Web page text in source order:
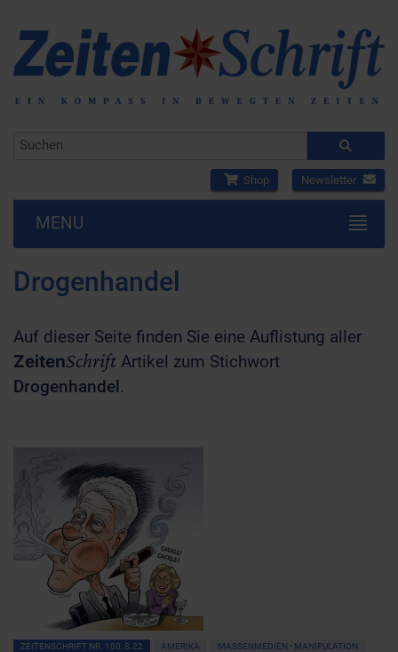
Shop Newsletter
MENU
Drogenhandel
Auf dieser Seite finden Sie eine Auflistung aller
ZeitenSchrift Artikel zum Stichwort
Drogenhandel.
ZEITENSCHRIFT NR. 100, S.22 AMERIKA
MASSENMEDIEN • MANIPULATION